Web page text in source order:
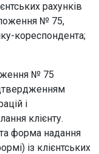
рахунків
№ 75,
кореспондента;
№ 75
і
клієнту.
форма надання
із клієнтських